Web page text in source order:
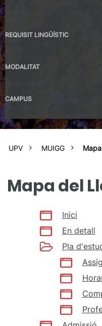
REQUISIT LINGÜÍSTIC
MODALITAT
CAMPUS
UPV MUIGG
Mapa del
Inici
En detall
Pla